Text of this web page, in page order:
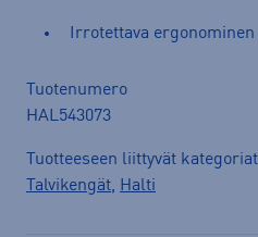
Irrotettava
Tuotenumero
HAL543073
Tuotteeseen liittyvät kategoriat
Talvikengät, Halti